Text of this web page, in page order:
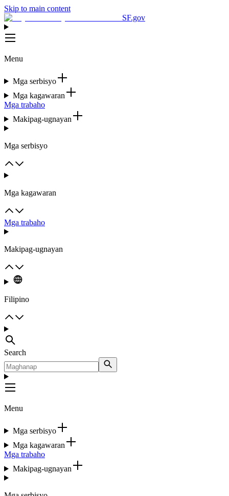
Skip to main content
SF.gov
Menu
Mga serbisyo
Mga kagawaran
Mga trabaho
Makipag-ugnayan
Mga serbisyo
Mga kagawaran
Mga trabaho
Makipag-ugnayan
Filipino
Search
Menu
Mga serbisyo
Mga kagawaran
Mga trabaho
Makipag-ugnayan